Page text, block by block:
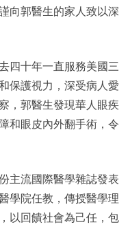
向郭醫生的家人致以深
四十年一直服務美國三
保護視力，深受病人愛
，郭醫生發現華人眼疾
和眼皮內外翻手術，令
主流國際醫學雜誌發表
學院任教，傳授醫學理
以回饋社會為己任，包